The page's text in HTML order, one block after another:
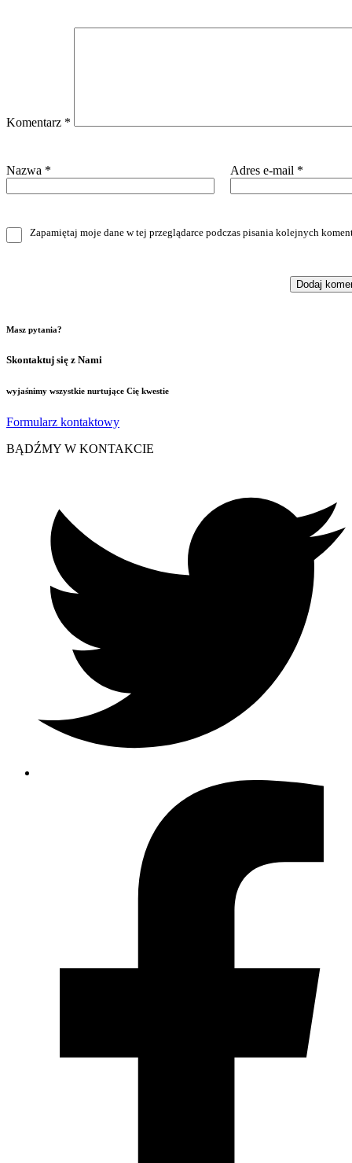
Komentarz *
Nazwa * Adres e-mail *
Zapamiętaj moje dane w tej przeglądarce podczas pisania kolejnych
Masz pytania?
Skontaktuj się z Nami
wyjaśnimy wszystkie nurtujące Cię kwestie
Formularz kontaktowy
BĄDŹMY W KONTAKCIE